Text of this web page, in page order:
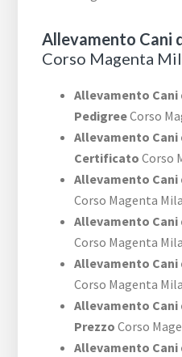
Allevamento Cani
Corso Magenta
Allevamento Cani
PedigreeCorso
Allevamento Cani
Certificato Corso
Allevamento Cani
Corso Magenta
Allevamento Cani
Corso Magenta
Allevamento Cani
Corso Magenta
Allevamento Cani
Prezzo Corso
Allevamento